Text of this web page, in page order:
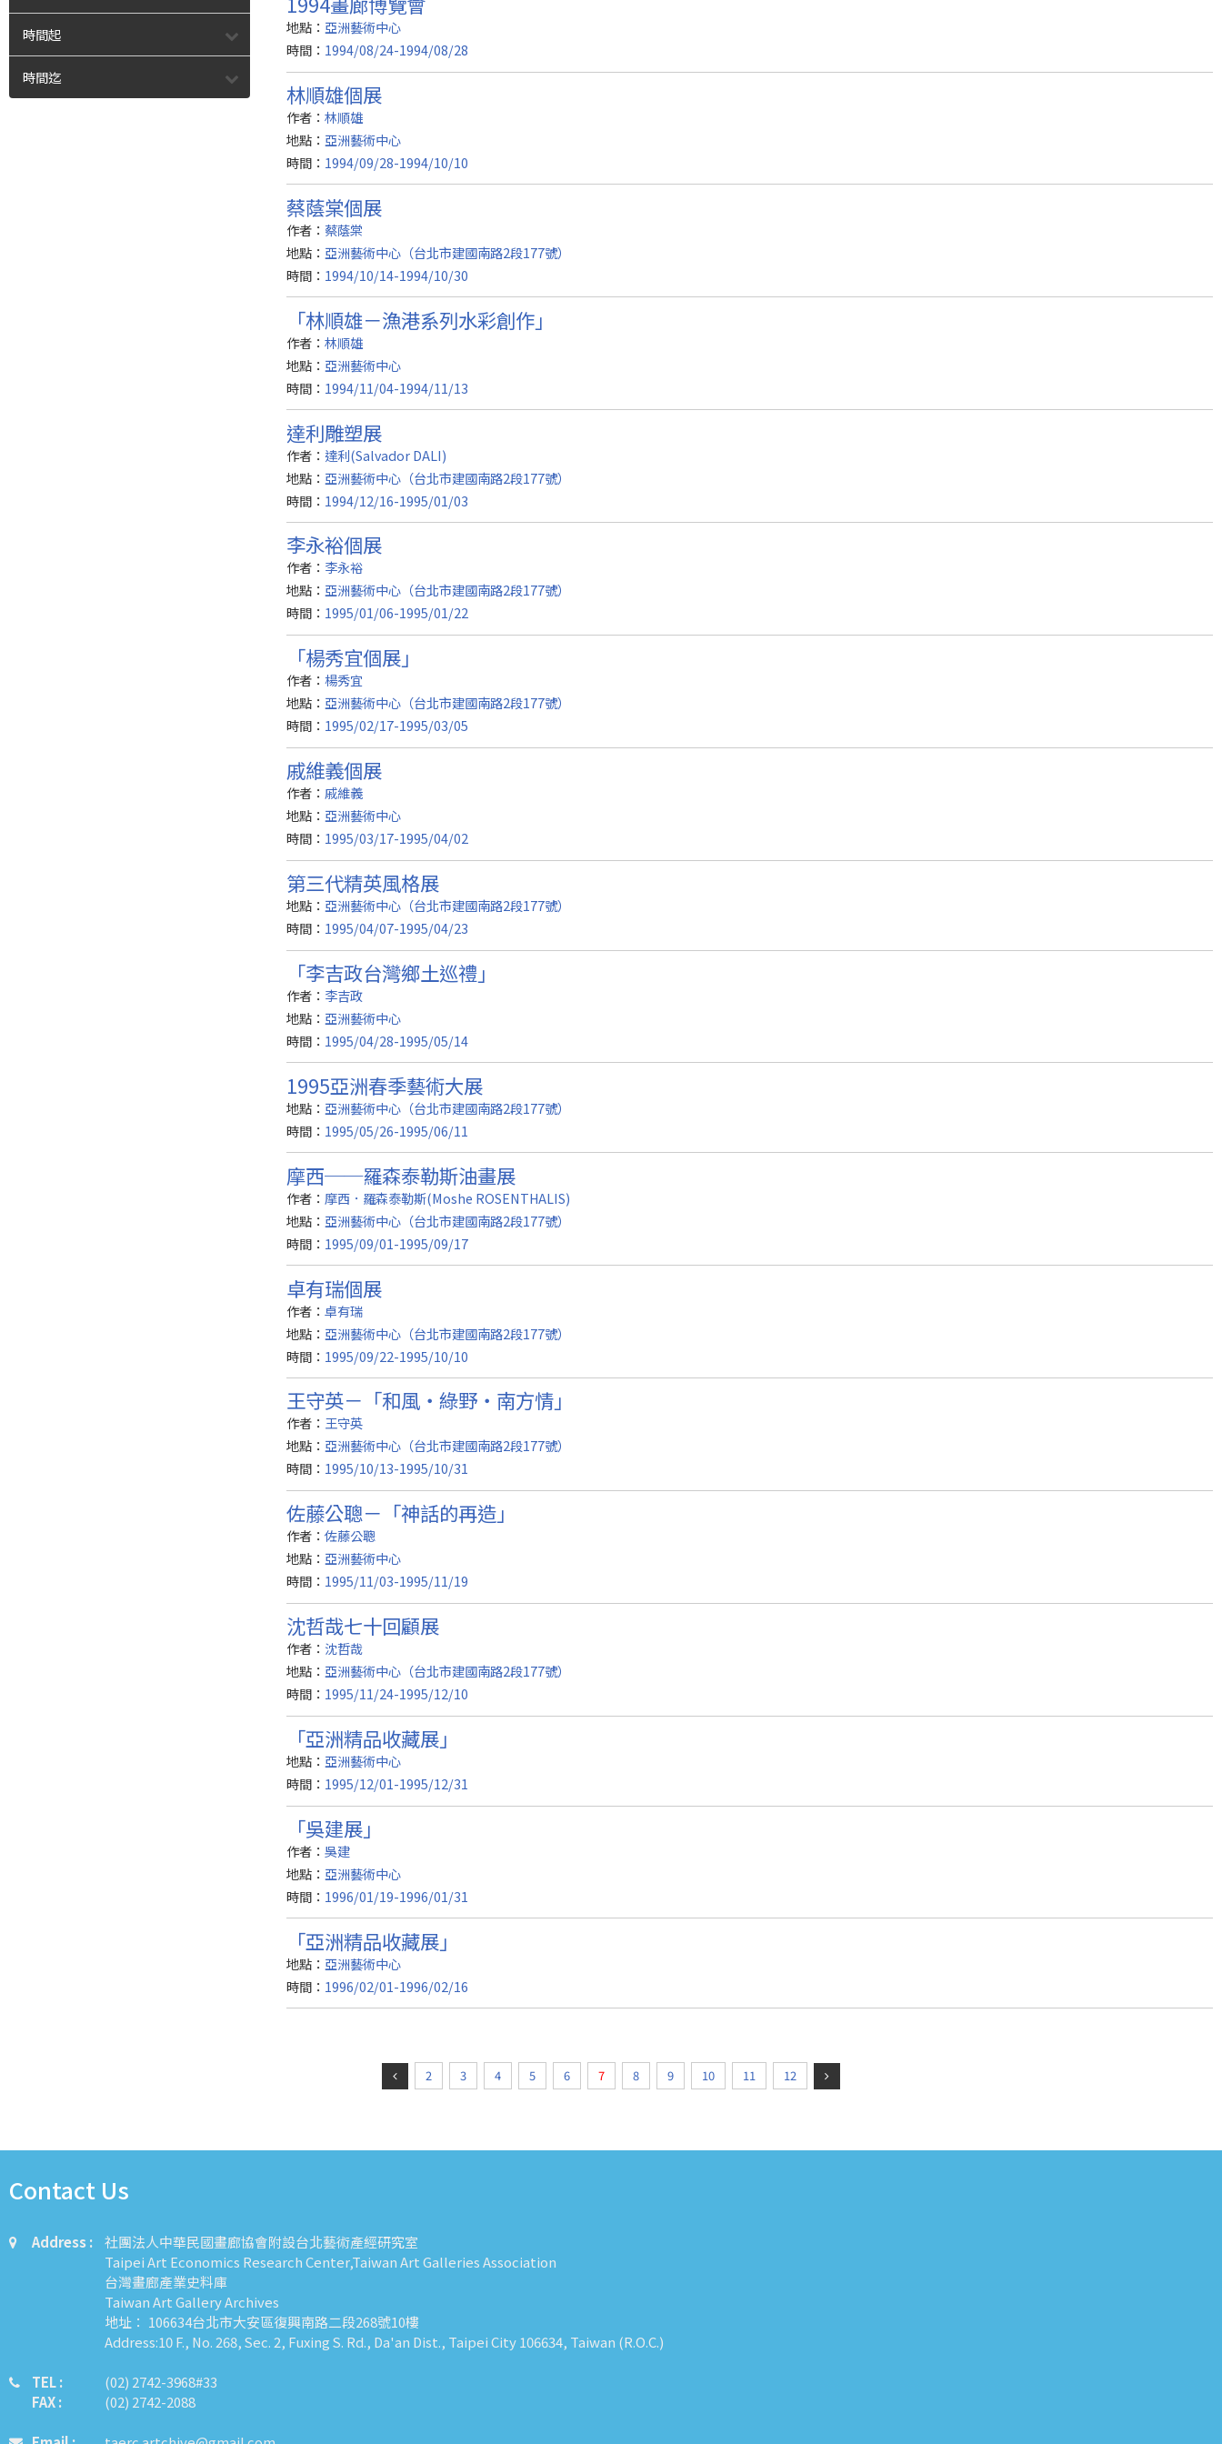
時間起
時間迄
地點： 亞洲藝術中心
時間： 1994/08/24-1994/08/28
林順雄個展
作者： 林順雄
地點： 亞洲藝術中心
時間： 1994/09/28-1994/10/10
蔡蔭棠個展
作者： 蔡蔭棠
地點： 亞洲藝術中心（台北市建國南路2段177號）
時間： 1994/10/14-1994/10/30
「林順雄－漁港系列水彩創作」
作者： 林順雄
地點： 亞洲藝術中心
時間： 1994/11/04-1994/11/13
達利雕塑展
作者： 達利(Salvador DALI)
地點： 亞洲藝術中心（台北市建國南路2段177號）
時間： 1994/12/16-1995/01/03
李永裕個展
作者： 李永裕
地點： 亞洲藝術中心（台北市建國南路2段177號）
時間： 1995/01/06-1995/01/22
「楊秀宜個展」
作者： 楊秀宜
地點： 亞洲藝術中心（台北市建國南路2段177號）
時間： 1995/02/17-1995/03/05
戚維義個展
作者： 戚維義
地點： 亞洲藝術中心
時間： 1995/03/17-1995/04/02
第三代精英風格展
地點： 亞洲藝術中心（台北市建國南路2段177號）
時間： 1995/04/07-1995/04/23
「李吉政台灣鄉土巡禮」
作者： 李吉政
地點： 亞洲藝術中心
時間： 1995/04/28-1995/05/14
1995亞洲春季藝術大展
地點： 亞洲藝術中心（台北市建國南路2段177號）
時間： 1995/05/26-1995/06/11
摩西──羅森泰勒斯油畫展
作者： 摩西．羅森泰勒斯(Moshe ROSENTHALIS)
地點： 亞洲藝術中心（台北市建國南路2段177號）
時間： 1995/09/01-1995/09/17
卓有瑞個展
作者： 卓有瑞
地點： 亞洲藝術中心（台北市建國南路2段177號）
時間： 1995/09/22-1995/10/10
王守英－「和風‧綠野‧南方情」
作者： 王守英
地點： 亞洲藝術中心（台北市建國南路2段177號）
時間： 1995/10/13-1995/10/31
佐藤公聰－「神話的再造」
作者： 佐藤公聰
地點： 亞洲藝術中心
時間： 1995/11/03-1995/11/19
沈哲哉七十回顧展
作者： 沈哲哉
地點： 亞洲藝術中心（台北市建國南路2段177號）
時間： 1995/11/24-1995/12/10
「亞洲精品收藏展」
地點： 亞洲藝術中心
時間： 1995/12/01-1995/12/31
「吳建展」
作者： 吳建
地點： 亞洲藝術中心
時間： 1996/01/19-1996/01/31
「亞洲精品收藏展」
地點： 亞洲藝術中心
時間： 1996/02/01-1996/02/16
2 3 4 5 6 7 8 9 10 11 12
Contact Us
Address :
社團法人中華民國畫廊協會附設台北藝術產經研究室
Taipei Art Economics Research Center,Taiwan Art Galleries Association
台灣畫廊產業史料庫
Taiwan Art Gallery Archives
地址： 106634台北市大安區復興南路二段268號10樓
Address:10 F., No. 268, Sec. 2, Fuxing S. Rd., Da'an Dist., Taipei City 106634, Taiwan (R.O.C.)
TEL :
FAX :
​​​​(02) 2742-3968#33
(02) 2742-2088